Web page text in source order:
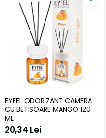
EYFEL ODORIZANT CAMERA
CU BETISOARE MANGO 120
ML
20,34 Lei